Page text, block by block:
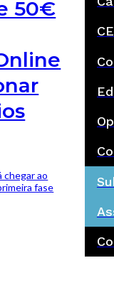
50€
chegar ao
fase